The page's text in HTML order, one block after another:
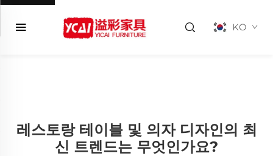
KO
레스토랑 테이블 및 의자 디자인의 최
신 트렌드는 무엇인가요?